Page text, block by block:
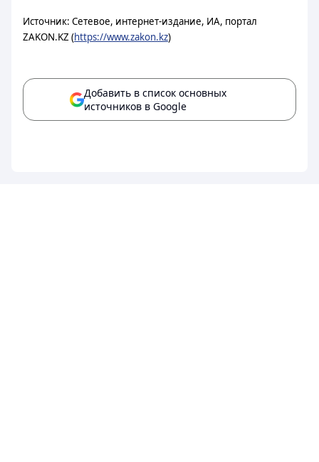
Источник: Сетевое, интернет-издание, ИА, портал
ZAKON.KZ (https://www.zakon.kz)
Добавить в список основных
источников в Google